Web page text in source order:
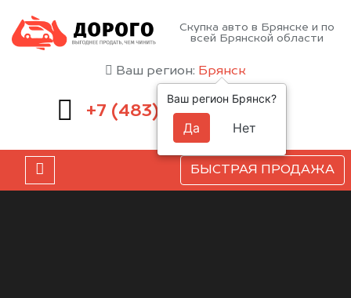
Скупка авто в Брянске и по
всей Брянской области
Ваш регион: Брянск
+7 (483) 232-00-41
БЫСТРАЯ ПРОДАЖА
Ваш регион Брянск?
Да Нет